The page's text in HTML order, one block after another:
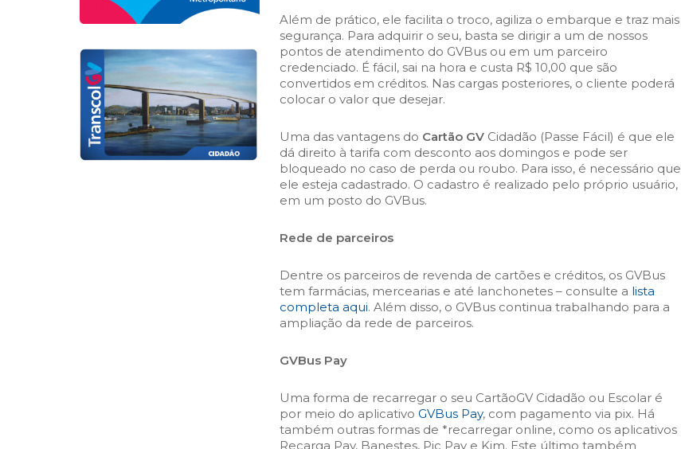
Além de prático, ele facilita o troco, agiliza o embarque e traz mais
segurança. Para adquirir o seu, basta se dirigir a um de nossos
pontos de atendimento do GVBus ou em um parceiro
credenciado. É fácil, sai na hora e custa R$ 10,00 que são
convertidos em créditos. Nas cargas posteriores, o cliente poderá
colocar o valor que desejar.
Uma das vantagens do Cartão GV Cidadão (Passe Fácil) é que ele
dá direito à tarifa com desconto aos domingos e pode ser
bloqueado no caso de perda ou roubo. Para isso, é necessário que
ele esteja cadastrado. O cadastro é realizado pelo próprio usuário,
em um posto do GVBus.
Rede de parceiros
Dentre os parceiros de revenda de cartões e créditos, os GVBus
tem farmácias, mercearias e até lanchonetes – consulte a lista
completa aqui. Além disso, o GVBus continua trabalhando para a
ampliação da rede de parceiros.
GVBus Pay
Uma forma de recarregar o seu CartãoGV Cidadão ou Escolar é
por meio do aplicativoGVBus Pay, com pagamento via pix. Há
também outras formas de *recarregar online, como os aplicativos
Recarga Pay, Banestes, Pic Pay e Kim. Este último também